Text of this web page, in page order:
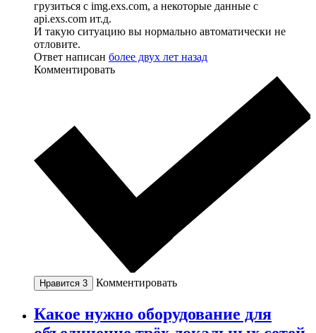
грузиться с img.exs.com, а некоторые данные с
api.exs.com ит.д.
И такую ситуацию вы нормально автоматически не
отловите.
Ответ написан более двух лет назад
Комментировать
Нравится 3 Комментировать
Какое нужно оборудование для